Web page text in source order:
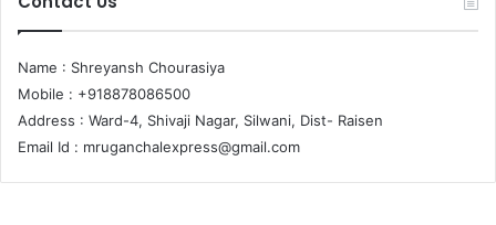
Name : Shreyansh Chourasiya
Mobile : +918878086500
Address : Ward-4, Shivaji Nagar, Silwani, Dist- Raisen
Email Id : mruganchalexpress@gmail.com